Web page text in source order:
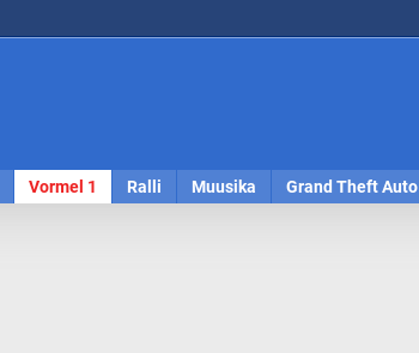
Vormel 1 Ralli Muusika Grand Theft Auto